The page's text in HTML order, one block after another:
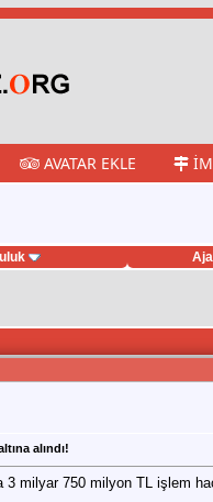
AVATAR EKLE
alındı!
3 milyar 750 milyon TL işlem